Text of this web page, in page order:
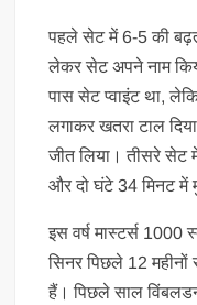
पहले सेट में 6-5 की
लेकर सेट अपने नाम
पास सेट प्वाइंट था,
लगाकर खतरा टाल
जीत लिया। तीसरे सेट
और दो घंटे 34 मिनट में
इस वर्ष मास्टर्स 1000
सिनर पिछले 12
हैं। पिछले साल